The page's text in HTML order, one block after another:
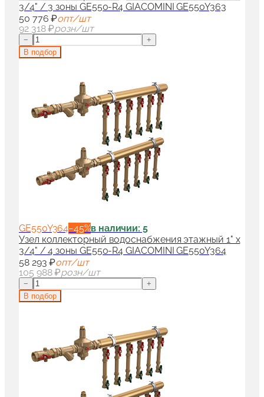
3/4" / 3 зоны GE550-R4 GIACOMINI GE550Y363
50 776 ₽опт/шт
92 318 ₽розн/шт
−
+
В подбор
GE550Y364−45%в наличии: 5
Узел коллекторный водоснабжения этажный 1" x
3/4" / 4 зоны GE550-R4 GIACOMINI GE550Y364
58 293 ₽опт/шт
105 988 ₽розн/шт
−
+
В подбор